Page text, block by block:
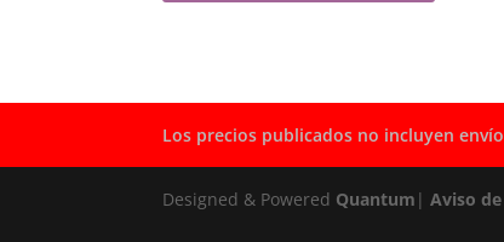
Los precios publicados no incluyen
Designed & Powered Quantum |Aviso